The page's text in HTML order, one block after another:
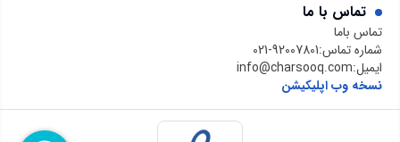
تماس با ما
تماس باما
شماره تماس:021-92007801
ایمیل:info@charsooq.com
نسخه وب اپلیکیشن